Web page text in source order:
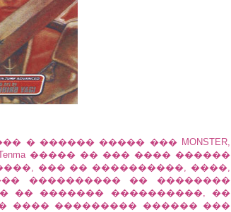
� ������ ����� ��� MONSTER,
����� �� ��� ���� ������
��� �� ����������, ����,
���������� �� ��������
�� ������� ����������, ��
���� ��������� ������ ���